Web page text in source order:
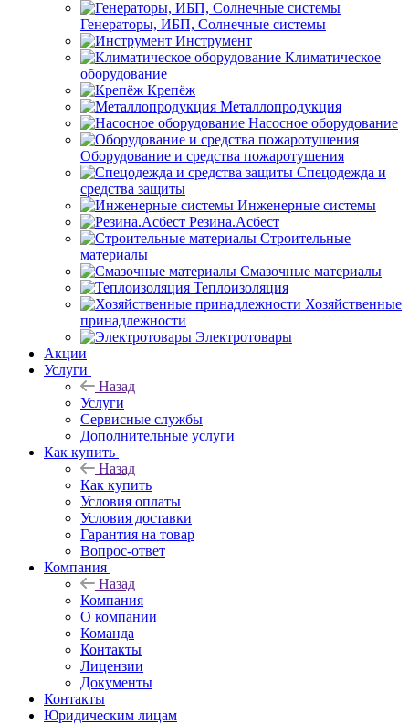
Генераторы, ИБП, Солнечные системы
Инструмент
Климатическое
оборудование
Крепёж
Металлопродукция
Насосное оборудование
Оборудование и средства пожаротушения
Спецодежда и
средства защиты
Инженерные системы
Резина.Асбест
Строительные
материалы
Смазочные материалы
Теплоизоляция
Хозяйственные
принадлежности
Электротовары
Акции
Услуги
Назад
Услуги
Сервисные службы
Дополнительные услуги
Как купить
Назад
Как купить
Условия оплаты
Условия доставки
Гарантия на товар
Вопрос-ответ
Компания
Назад
Компания
О компании
Команда
Контакты
Лицензии
Документы
Контакты
Юридическим лицам